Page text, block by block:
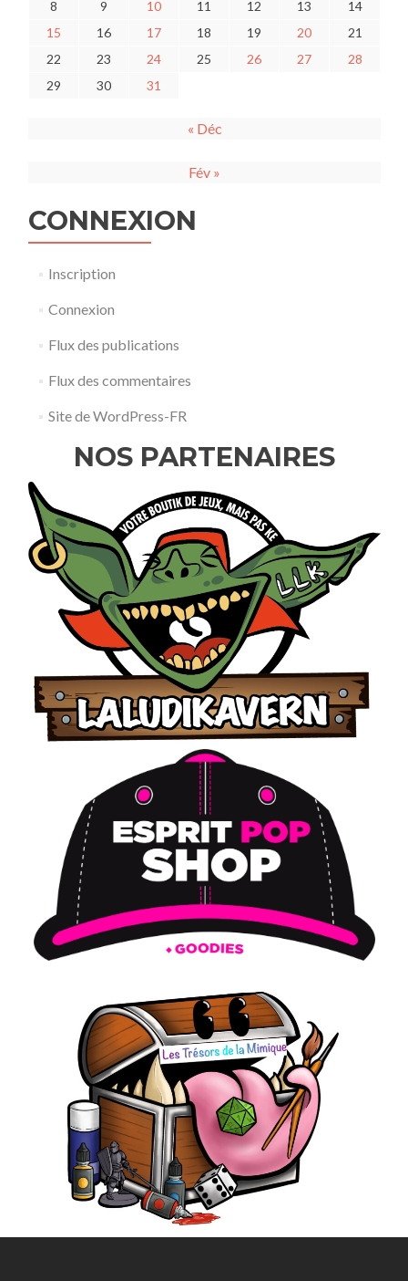
8
9 10 11 12 13
14
15
16 17 18 19 20
21
22
23 24 25 26 27
28
29
30 31
« Déc
Fév »
CONNEXION
Inscription
Connexion
Flux des publications
Flux des commentaires
Site de WordPress-FR
NOS PARTENAIRES